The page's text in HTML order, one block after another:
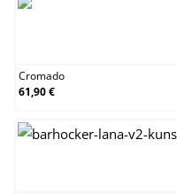
Cromado
61,90 €